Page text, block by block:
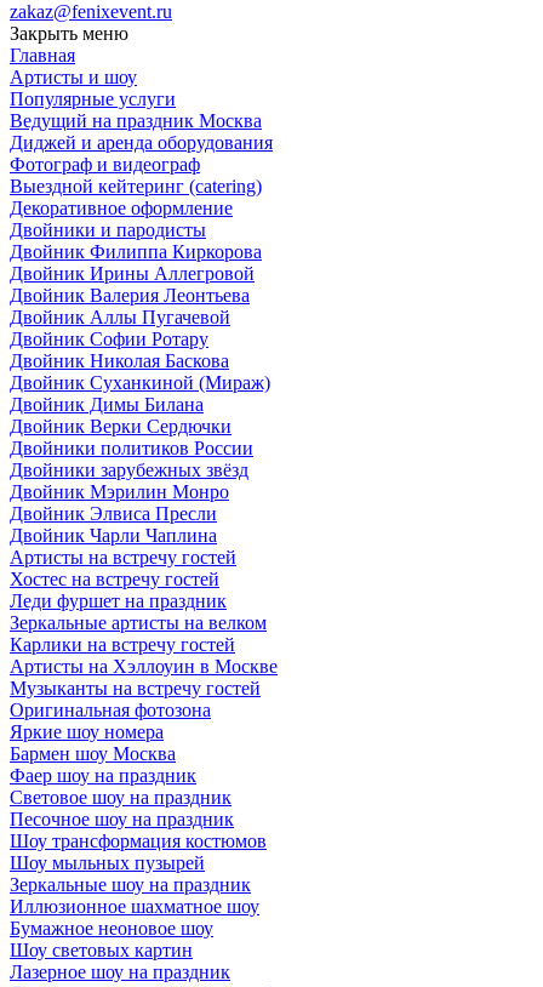
zakaz@fenixevent.ru
Закрыть меню
Главная
Артисты и шоу
Популярные услуги
Ведущий на праздник Москва
Диджей и аренда оборудования
Фотограф и видеограф
Выездной кейтеринг (catering)
Декоративное оформление
Двойники и пародисты
Двойник Филиппа Киркорова
Двойник Ирины Аллегровой
Двойник Валерия Леонтьева
Двойник Аллы Пугачевой
Двойник Софии Ротару
Двойник Николая Баскова
Двойник Суханкиной (Мираж)
Двойник Димы Билана
Двойник Верки Сердючки
Двойники политиков России
Двойники зарубежных звёзд
Двойник Мэрилин Монро
Двойник Элвиса Пресли
Двойник Чарли Чаплина
Артисты на встречу гостей
Хостес на встречу гостей
Леди фуршет на праздник
Зеркальные артисты на велком
Карлики на встречу гостей
Артисты на Хэллоуин в Москве
Музыканты на встречу гостей
Оригинальная фотозона
Яркие шоу номера
Бармен шоу Москва
Фаер шоу на праздник
Световое шоу на праздник
Песочное шоу на праздник
Шоу трансформация костюмов
Шоу мыльных пузырей
Зеркальные шоу на праздник
Иллюзионное шахматное шоу
Бумажное неоновое шоу
Шоу световых картин
Лазерное шоу на праздник